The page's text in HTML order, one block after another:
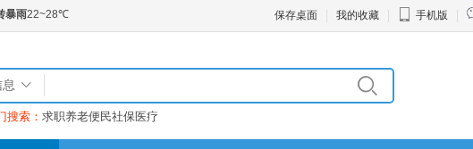
保存桌面 我的收藏 手机版
搜索： 求职养老便民社保医疗